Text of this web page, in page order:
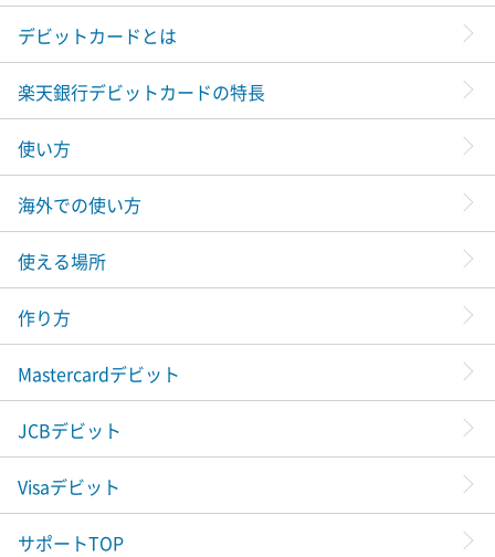
デビットカードとは
楽天銀行デビットカードの特長
使い方
海外での使い方
使える場所
作り方
Mastercardデビット
JCBデビット
Visaデビット
サポートTOP